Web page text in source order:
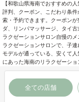
【和歌山県海南でおすすめの
評判、クーポン、こだわり条
索・予約できます。クーポン
ダ、リンパマッサージ、タイ
ラクゼーションサロン自慢の
ラクゼーションサロンで、子
モデルが通っている、安くて
にあった海南のリラクゼーショ
全ての店舗